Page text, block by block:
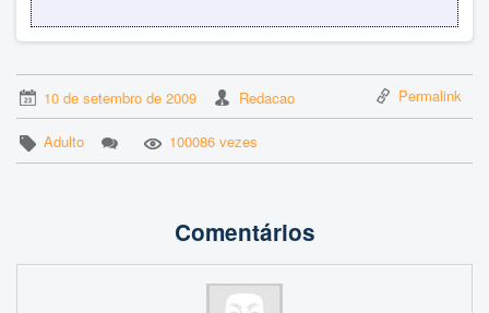
10 de setembro de 2009 Redacao Permalink
Adulto 100086 vezes
Comentários